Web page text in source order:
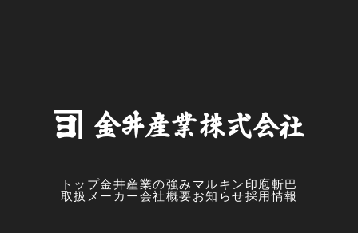
トップ金井産業の強み マルキン印 庖斬巴
取扱メーカー会社概要お知らせ採用情報